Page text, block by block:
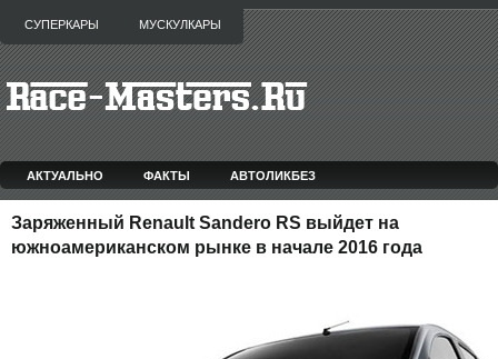
СУПЕРКАРЫ МУСКУЛКАРЫ
АКТУАЛЬНО ФАКТЫ АВТОЛИКБЕЗ
Заряженный Renault Sandero RS выйдет на
южноамериканском рынке в начале 2016 года